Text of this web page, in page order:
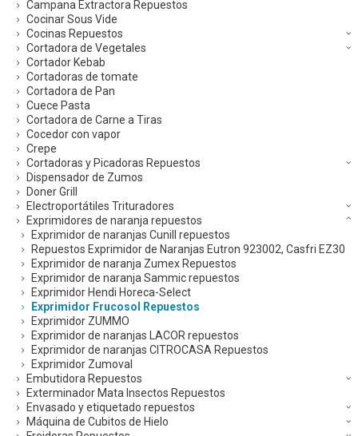
Campana Extractora Repuestos
Cocinar Sous Vide
Cocinas Repuestos
Cortadora de Vegetales
Cortador Kebab
Cortadoras de tomate
Cortadora de Pan
Cuece Pasta
Cortadora de Carne a Tiras
Cocedor con vapor
Crepe
Cortadoras y Picadoras Repuestos
Dispensador de Zumos
Doner Grill
Electroportátiles Trituradores
Exprimidores de naranja repuestos
Exprimidor de naranjas Cunill repuestos
Repuestos Exprimidor de Naranjas Eutron 923002, Casfri EZ30
Exprimidor de naranja Zumex Repuestos
Exprimidor de naranja Sammic repuestos
Exprimidor Hendi Horeca-Select
Exprimidor Frucosol Repuestos
Exprimidor ZUMMO
Exprimidor de naranjas LACOR repuestos
Exprimidor de naranjas CITROCASA Repuestos
Exprimidor Zumoval
Embutidora Repuestos
Exterminador Mata Insectos Repuestos
Envasado y etiquetado repuestos
Máquina de Cubitos de Hielo